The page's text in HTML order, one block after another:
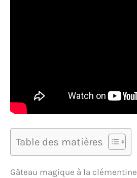
Table des matières
Gâteau magique à la clémentine